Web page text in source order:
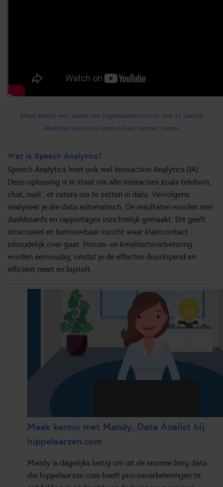
Maak kennis met Saskia van hippelaarzen.com en hoe zij Speech
Analytics succesvol inzet in haar contact center
Wat is Speech Analytics?
Speech Analytics heet ook wel Interaction Analytics (IA).
Deze oplossing is in staat om alle interacties zoals telefoon,
chat, mail.. et cetera om te zetten in data. Vervolgens
analyseer je die data automatisch. De resultaten worden met
dashboards en rapportages inzichtelijk gemaakt. Dit geeft
structureel en betrouwbaar inzicht waar klantcontact
inhoudelijk over gaat. Proces- en kwaliteitsverbetering
worden eenvoudig, omdat je de effecten doorlopend en
efficiënt meet en bijstelt.
Maak kennis met Mandy, Data Analist bij
hippelaarzen.com
Mandy is dagelijks bezig om uit de enorme berg data
die hippelaarzen.com heeft procesverbeteringen te